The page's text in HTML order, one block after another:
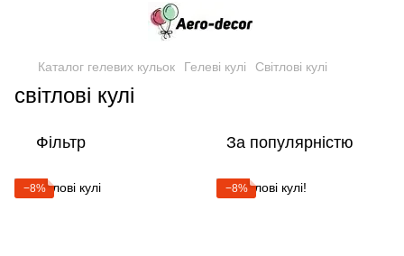
Каталог гелевих кульок Гелеві кулі Світлові кулі
світлові кулі
Фільтр За популярністю
−8% −8%